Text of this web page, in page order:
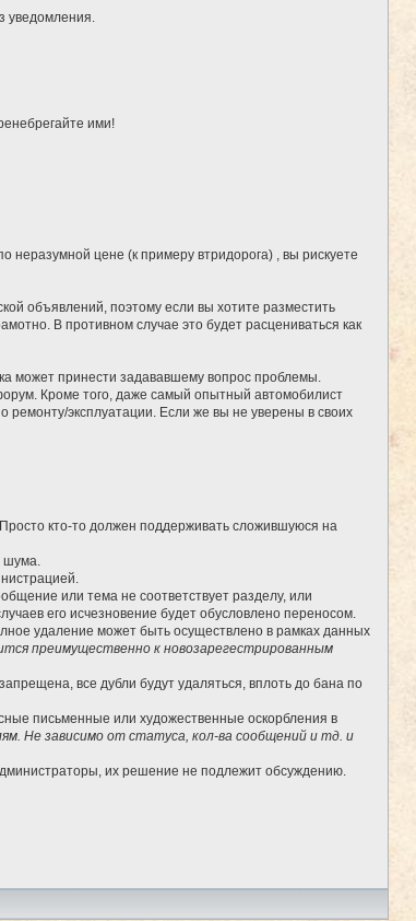
уведомления.
ими!
неразумной цене (к примеру втридорога) , вы рискуете
объявлений, поэтому если вы хотите разместить
В противном случае это будет расцениваться как
может принести задававшему вопрос проблемы.
Кроме того, даже самый опытный автомобилист
ремонту/эксплуатации. Если же вы не уверены в своих
кто-то должен поддерживать сложившуюся на
шума.
или тема не соответствует разделу, или
его исчезновение будет обусловлено переносом.
удаление может быть осуществлено в рамках данных
преимущественно к новозарегестрированным
все дубли будут удаляться, вплоть до бана по
письменные или художественные оскорбления в
Не зависимо от статуса, кол-ва сообщений и тд. и
их решение не подлежит обсуждению.